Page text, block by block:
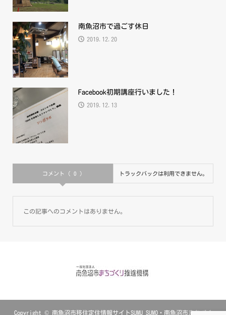
南魚沼市で過ごす休日
2019.12.20
Facebook初期講座行いました！
2019.12.13
コメント ( 0 ) トラックバックは利用できません。
この記事へのコメントはありません。
Copyright ©南魚沼市移住定住情報サイトSUMU SUMO・南魚沼市まちづく